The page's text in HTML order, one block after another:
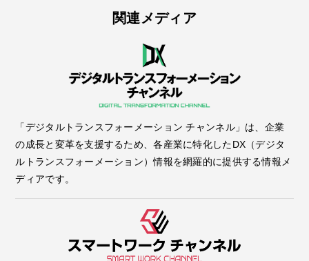
関連メディア
「デジタルトランスフォーメーション チャンネル」は、企業
の成長と変革を支援するため、各産業に特化したDX（デジタ
ルトランスフォーメーション）情報を網羅的に提供する情報メ
ディアです。